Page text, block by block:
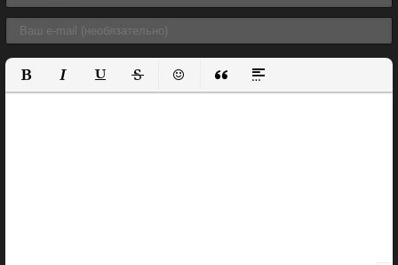
Полужирный
КурсивПодчеркнутый
ЗачеркнутыйВставить смайлик
Вставка цитаты
Вставка спойлера